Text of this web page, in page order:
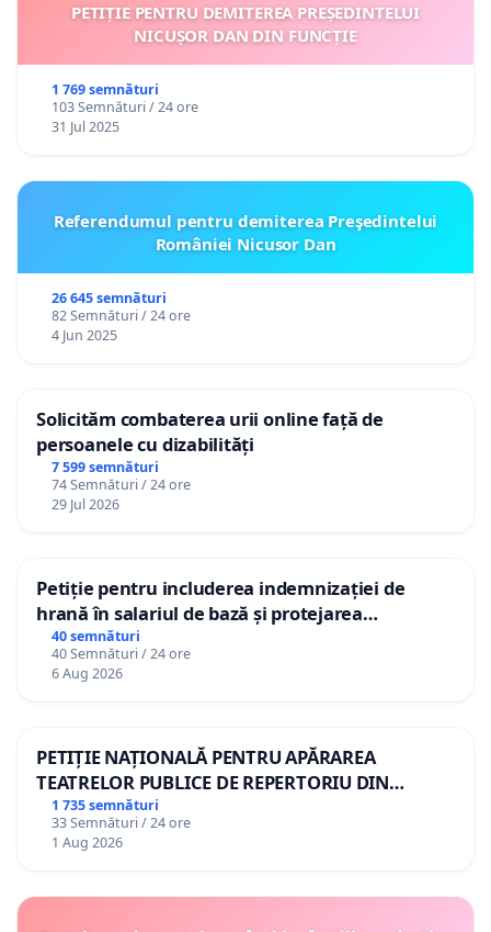
PETIȚIE PENTRU DEMITEREA PREȘEDINTELUI
NICUȘOR DAN DIN FUNCȚIE
1 769 semnături
103 Semnături / 24 ore
31 Jul 2025
Referendumul pentru demiterea Preşedintelui
României Nicusor Dan
26 645 semnături
82 Semnături / 24 ore
4 Jun 2025
Solicităm combaterea urii online față de
persoanele cu dizabilități
7 599 semnături
74 Semnături / 24 ore
29 Jul 2026
Petiție pentru includerea indemnizației de
hrană în salariul de bază și protejarea
gradațiilor de vechime pentru asistenții
personali
40 semnături
40 Semnături / 24 ore
6 Aug 2026
PETIȚIE NAȚIONALĂ PENTRU APĂRAREA
TEATRELOR PUBLICE DE REPERTORIU DIN
ROMÂNIA
1 735 semnături
33 Semnături / 24 ore
1 Aug 2026